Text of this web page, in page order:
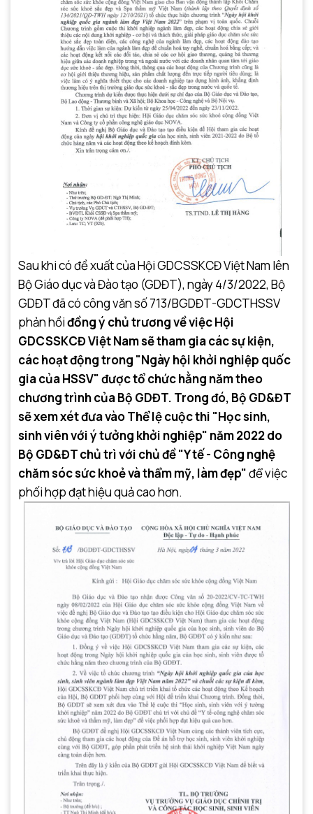
Sau khi có đề xuất của Hội GDCSSKCĐ Việt Nam lên
Bộ Giáo dục và Đào tạo (GDĐT), ngày 4/3/2022, Bộ
GDĐT đã có công văn số 713/BGDĐT-GDCTHSSV
phản hồiđồng ý chủ trương về việc Hội
GDCSSKCĐ Việt Nam sẽ tham gia các sự kiện,
các hoạt động trong "Ngày hội khởi nghiệp quốc
gia của HSSV" được tổ chức hằng năm theo
chương trình của Bộ GDĐT. Trong đó, Bộ GD&ĐT
sẽ xem xét đưa vào Thể lệ cuộc thi "Học sinh,
sinh viên với ý tưởng khởi nghiệp" năm 2022 do
Bộ GD&ĐT chủ trì với chủ đề "Y tế - Công nghệ
chăm sóc sức khoẻ và thẩm mỹ, làm đẹp"để việc
phối hợp đạt hiệu quả cao hơn.